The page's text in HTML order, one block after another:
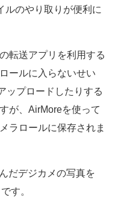
ルのやり取りが便利に
転送アプリを利用する
ールに入らないせい
ップロードしたりする
が、AirMoreを使って
ラロールに保存されま
だデジカメの写真を
す。